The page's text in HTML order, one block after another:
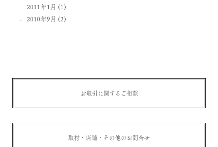
2011年1月 (1)
2010年9月 (2)
お取引に関するご相談
取材・店舗・その他のお問合せ